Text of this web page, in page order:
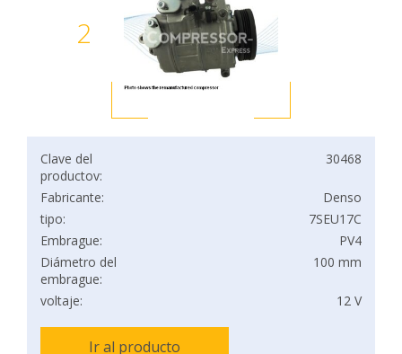
2
Clave del
productov:
30468
Fabricante:
Denso
tipo:
7SEU17C
Embrague:
PV4
Diámetro del
embrague:
100 mm
voltaje: 12 V
Ir al producto